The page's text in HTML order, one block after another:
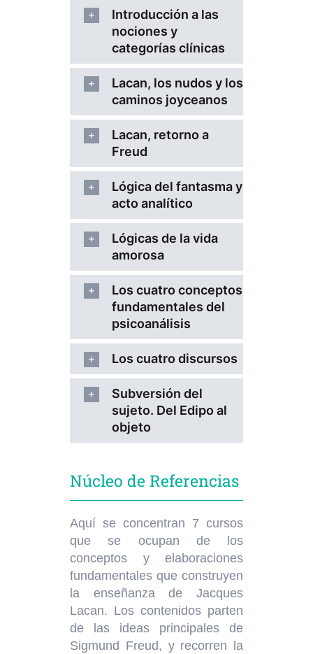
Introducción a las
nociones y
categorías clínicas
Lacan, los nudos y los
caminos joyceanos
Lacan, retorno a
Freud
Lógica del fantasma y
acto analítico
Lógicas de la vida
amorosa
Los cuatro conceptos
fundamentales del
psicoanálisis
Los cuatro discursos
Subversión del
sujeto. Del Edipo al
objeto
Núcleo de Referencias
Aquí se concentran 7 cursos
que se ocupan de los
conceptos y elaboraciones
fundamentales que construyen
la enseñanza de Jacques
Lacan. Los contenidos parten
de las ideas principales de
Sigmund Freud, y recorren la